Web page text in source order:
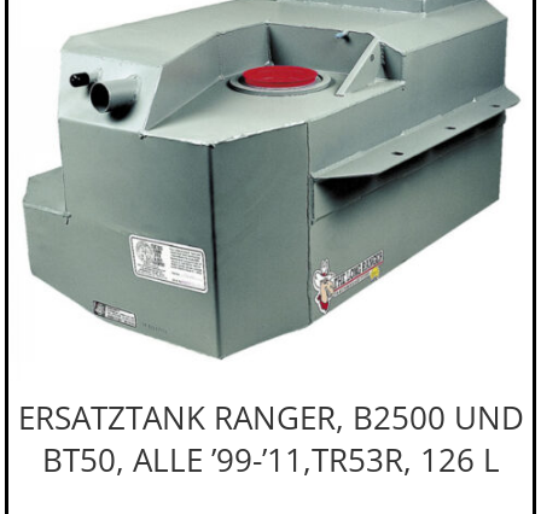
ERSATZTANK RANGER, B2500 UND
BT50, ALLE ’99-’11,TR53R, 126 L